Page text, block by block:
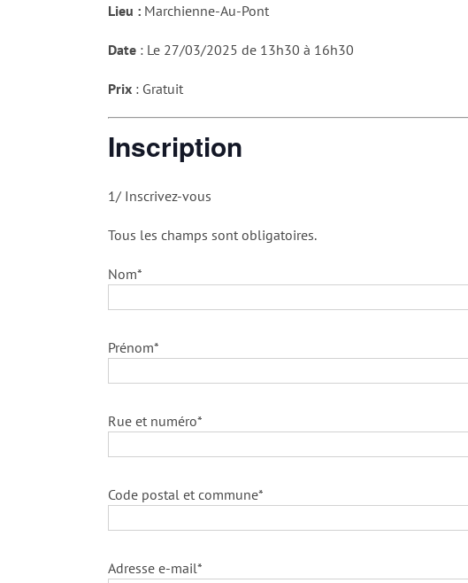
Lieu : Marchienne-Au-Pont
Date : Le 27/03/2025 de 13h30 à 16h30
Prix : Gratuit
Inscription
1/ Inscrivez-vous
Tous les champs sont obligatoires.
Nom*
Prénom*
Rue et numéro*
Code postal et commune*
Adresse e-mail*